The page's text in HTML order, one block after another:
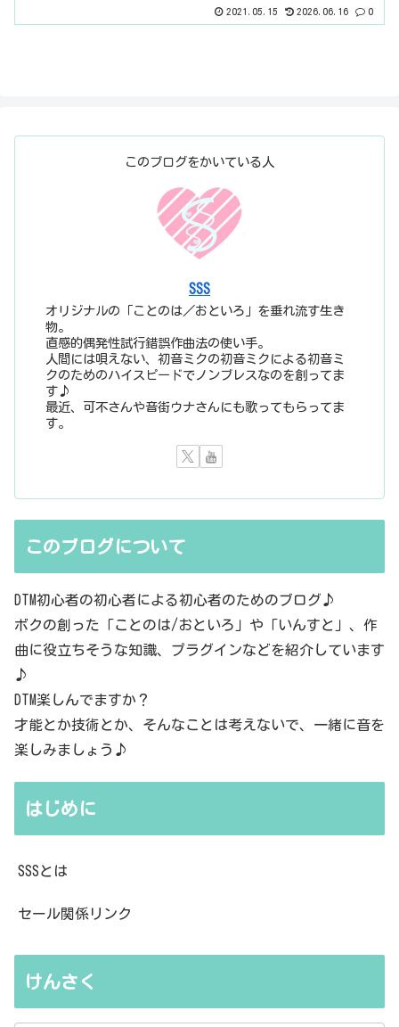
ダウンロードはこちら。インストール方
2021.05.15 2026.06.16 0
このブログをかいている人
SSS
オリジナルの「ことのは／おといろ」を垂れ流す生き
物。
直感的偶発性試行錯誤作曲法の使い手。
人間には唄えない、初音ミクの初音ミクによる初音ミ
クのためのハイスピードでノンブレスなのを創ってま
す♪
最近、可不さんや音街ウナさんにも歌ってもらってま
す。
このブログについて
DTM初心者の初心者による初心者のためのブログ♪
ボクの創った「ことのは/おといろ」や「いんすと」、作
曲に役立ちそうな知識、プラグインなどを紹介しています
♪
DTM楽しんでますか？
才能とか技術とか、そんなことは考えないで、一緒に音を
楽しみましょう♪
はじめに
SSSとは
セール関係リンク
けんさく